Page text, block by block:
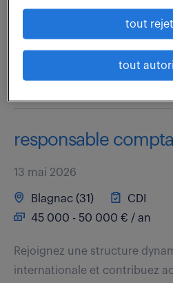
vous positionnez comme
responsable
13 mai 2026
Blagnac (31)
CDI
45 000 - 50 000 € / an
Rejoignez une structure
internationale et contribuez
tout
tout